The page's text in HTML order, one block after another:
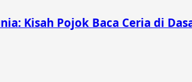
Kisah Pojok Baca Ceria di